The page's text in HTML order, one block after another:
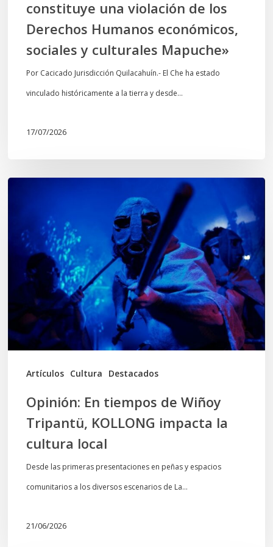
económicos,
sociales
culturales
Mapuche»
constituye una violación de los
Derechos Humanos económicos,
sociales y culturales Mapuche»
Por Cacicado Jurisdicción Quilacahuín.- El Che ha estado
vinculado históricamente a la tierra y desde…
17/07/2026
Artículos Cultura Destacados
tiempos
Wiñoy
Tripantü,
KOLLONG
impacta
la
cultura
Opinión: En tiempos de Wiñoy
Tripantü, KOLLONG impacta la
cultura local
Desde las primeras presentaciones en peñas y espacios
comunitarios a los diversos escenarios de La…
21/06/2026